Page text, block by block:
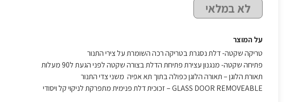
לא במלאי
על המוצר
טריקה שקטה- דלת נסגרת בטריקה רכה השומרת על צירי התנור
פתיחה שקטה-מנגנון עצירת פתיחת הדלת בצורה שקטה לפני הגעת ל90 מעלות
תאורת הלוגן– תאורה הלוגן כפולה בתוך תא אפיה משני צדי התנור
GLASS DOOR REMOVEABLE– זכוכית דלת פנימית מתפרקת לניקוי קל ויסודי